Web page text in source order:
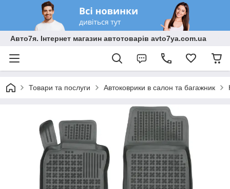
Авто7я. Інтернет магазин автотоварів avto7ya.com.ua
Товари та послуги Автоковрики в салон та багажник